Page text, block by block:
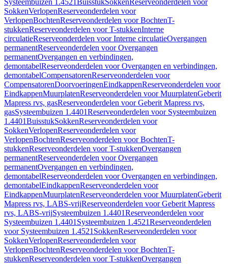
Systeembuizen 1.4521BuisstukSokkenReserveonderdelen voor
SokkenVerlopenReserveonderdelen voor
VerlopenBochtenReserveonderdelen voor BochtenT-
stukkenReserveonderdelen voor T-stukkenInterne
circulatieReserveonderdelen voor Interne circulatieOvergangen
permanentReserveonderdelen voor Overgangen
permanentOvergangen en verbindingen,
demontabelReserveonderdelen voor Overgangen en verbindingen,
demontabelCompensatorenReserveonderdelen voor
CompensatorenDoorvoeringenEindkappenReserveonderdelen voor
EindkappenMuurplatenReserveonderdelen voor MuurplatenGeberit
Mapress rvs, gasReserveonderdelen voor Geberit Mapress rvs,
gasSysteembuizen 1.4401Reserveonderdelen voor Systeembuizen
1.4401BuisstukSokkenReserveonderdelen voor
SokkenVerlopenReserveonderdelen voor
VerlopenBochtenReserveonderdelen voor BochtenT-
stukkenReserveonderdelen voor T-stukkenOvergangen
permanentReserveonderdelen voor Overgangen
permanentOvergangen en verbindingen,
demontabelReserveonderdelen voor Overgangen en verbindingen,
demontabelEindkappenReserveonderdelen voor
EindkappenMuurplatenReserveonderdelen voor MuurplatenGeberit
Mapress rvs, LABS-vrijReserveonderdelen voor Geberit Mapress
rvs, LABS-vrijSysteembuizen 1.4401Reserveonderdelen voor
Systeembuizen 1.4401 Systeembuizen 1.4521Reserveonderdelen
voor Systeembuizen 1.4521 SokkenReserveonderdelen voor
SokkenVerlopenReserveonderdelen voor
VerlopenBochtenReserveonderdelen voor BochtenT-
stukkenReserveonderdelen voor T-stukkenOvergangen